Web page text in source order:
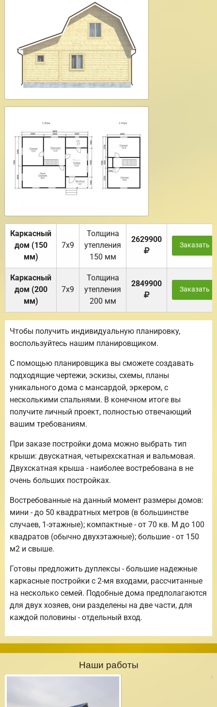
Каркасный
дом (150
мм)
7х9
Толщина
утепления
150 мм
2629900
Заказать
Каркасный
дом (200
мм)
7х9
Толщина
утепления
200 мм
2849900
Заказать
Чтобы получить индивидуальную планировку,
воспользуйтесь нашим планировщиком.
С помощью планировщика вы сможете создавать
подходящие чертежи, эскизы, схемы, планы
уникального дома с мансардой, эркером, с
несколькими спальнями. В конечном итоге вы
получите личный проект, полностью отвечающий
вашим требованиям.
При заказе постройки дома можно выбрать тип
крыши: двускатная, четырехскатная и вальмовая.
Двухскатная крыша - наиболее востребована в не
очень больших постройках.
Востребованные на данный момент размеры домов:
мини - до 50 квадратных метров (в большинстве
случаев, 1-этажные); компактные - от 70 кв. М до 100
квадратов (обычно двухэтажные); большие - от 150
м2 и свыше.
Готовы предложить дуплексы - большие надежные
каркасные постройки с 2-мя входами, рассчитанные
на несколько семей. Подобные дома предполагаются
для двух хозяев, они разделены на две части, для
каждой половины - отдельный вход.
Наши работы